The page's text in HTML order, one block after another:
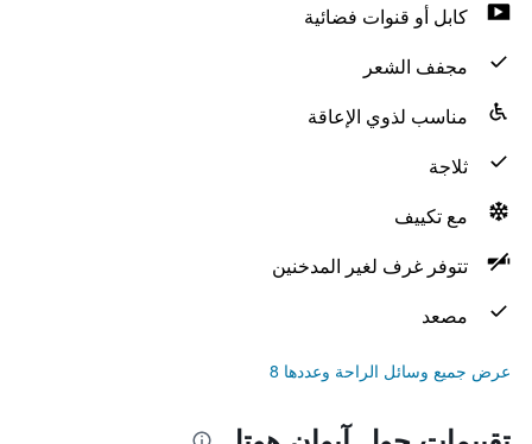
كابل أو قنوات فضائية
مجفف الشعر
مناسب لذوي الإعاقة
ثلاجة
مع تكييف
تتوفر غرف لغير المدخنين
مصعد
عرض جميع وسائل الراحة وعددها 8